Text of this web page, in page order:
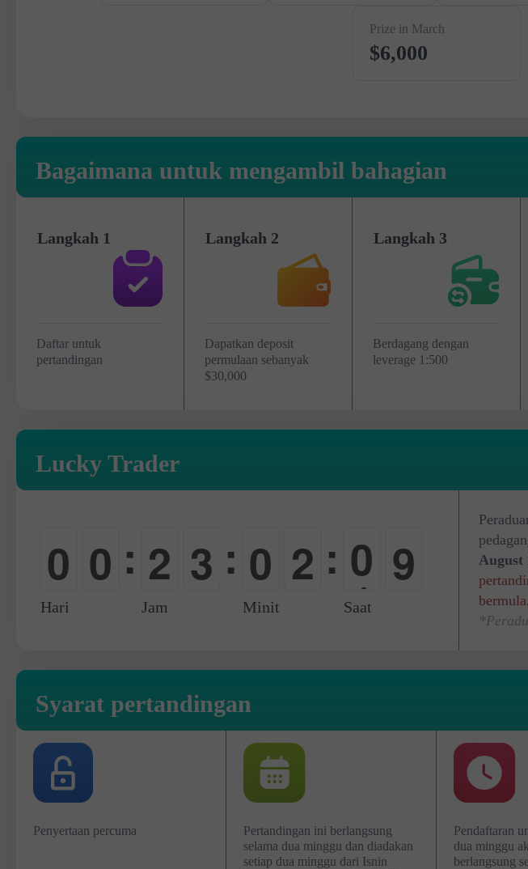
Prize in March
$6,000
Bagaimana untuk mengambil bahagian
Langkah 1
Daftar untuk
pertandingan
Langkah 2
Dapatkan deposit
permulaan sebanyak
$30,000
Langkah 3
Berdagang dengan
leverage 1:500
Lucky Trader
0
-
0 : 2
0
3 : 0
-
2 : 0
1
8
Hari Jam Minit Saat
August
bermula.
Syarat pertandingan
Penyertaan percuma
Pertandingan ini berlangsung
selama dua minggu dan diadakan
setiap dua minggu dari Isnin
Pendaftaran
dua minggu
berlangsung